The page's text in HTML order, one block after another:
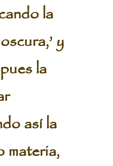
la
y
la
así la
materia,